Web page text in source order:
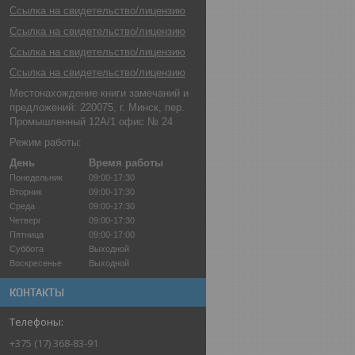
Ссылка на свидетельство/лицензию
Ссылка на свидетельство/лицензию
Ссылка на свидетельство/лицензию
Ссылка на свидетельство/лицензию
Местонахождение книги замечаний и
предложений: 220075, г. Минск, пер.
Промышленный 12А/1 офис № 24
Режим работы:
День
Время работы
Понедельник
09:00-17:30
Вторник
09:00-17:30
Среда
09:00-17:30
Четверг
09:00-17:30
Пятница
09:00-17:00
Суббота
Выходной
Воскресенье
Выходной
КОНТАКТЫ
+375 (17) 368-83-91